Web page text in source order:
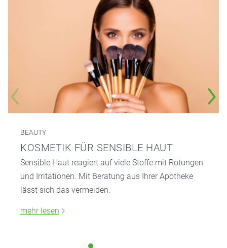
BEAUTY
KOSMETIK FÜR SENSIBLE HAUT
Sensible Haut reagiert auf viele Stoffe mit Rötungen
und Irritationen. Mit Beratung aus Ihrer Apotheke
lässt sich das vermeiden.
mehr lesen